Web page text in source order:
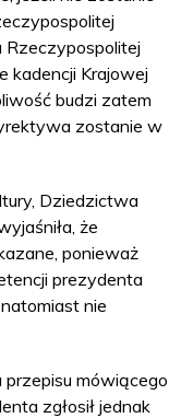
Rzeczypospolitej
kadencji Krajowej
budzi zatem
zostanie w
Dziedzictwa
że
ponieważ
prezydenta
nie
mówiącego
zgłosił jednak